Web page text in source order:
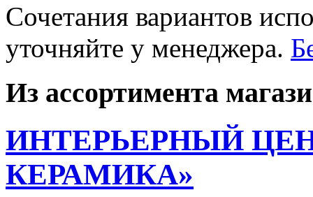
Сочетания вариантов
уточняйте у менеджера.
Из ассортимента
ИНТЕРЬЕРНЫЙ
КЕРАМИКА»